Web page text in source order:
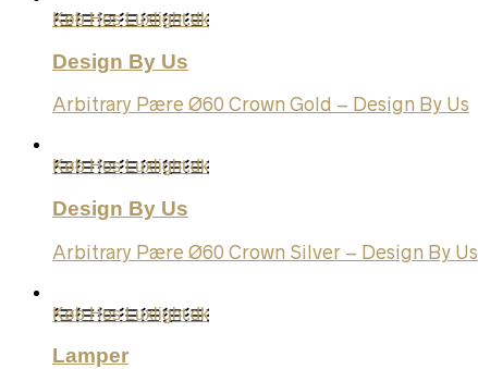
Køb Hos Luxlight.dk
Design By Us
Arbitrary Pære Ø60 Crown Gold – Design By Us
Køb Hos Luxlight.dk
Design By Us
Arbitrary Pære Ø60 Crown Silver – Design By Us
Køb Hos Luxlight.dk
Lamper